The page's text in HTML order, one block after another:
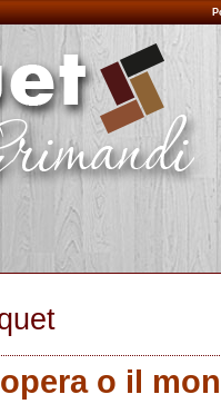
o il